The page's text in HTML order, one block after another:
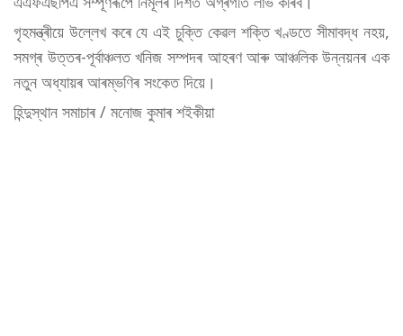
গৃহমন্ত্ৰীয়ে উল্লেখ কৰে যে এই চুক্তি কেৱল শক্তি খণ্ডতে সীমাবদ্ধ নহয়,
সমগ্ৰ উত্তৰ-পূৰ্বাঞ্চলত খনিজ সম্পদৰ আহৰণ আৰু আঞ্চলিক উন্নয়নৰ এক
নতুন অধ্যায়ৰ আৰম্ভণিৰ সংকেত দিয়ে।
হিন্দুস্থান সমাচাৰ / মনোজ কুমাৰ শইকীয়া